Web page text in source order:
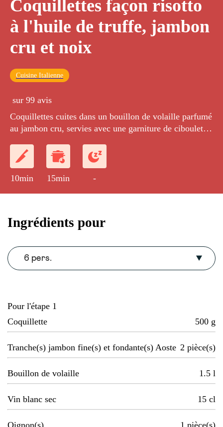
Coquillettes façon risotto
à l'huile de truffe, jambon
cru et noix
Cuisine Italienne
sur 99 avis
Coquillettes cuites dans un bouillon de volaille parfumé
au jambon cru, servies avec une garniture de ciboulette
tout agrémenté d'huile de truffe.
10min 15min -
Ingrédients pour
6 pers.
Pour l'étape 1
Coquillette
500 g
Tranche(s) jambon fine(s) et fondante(s) Aoste 2 pièce(s)
Bouillon de volaille 1.5 l
Vin blanc sec 15 cl